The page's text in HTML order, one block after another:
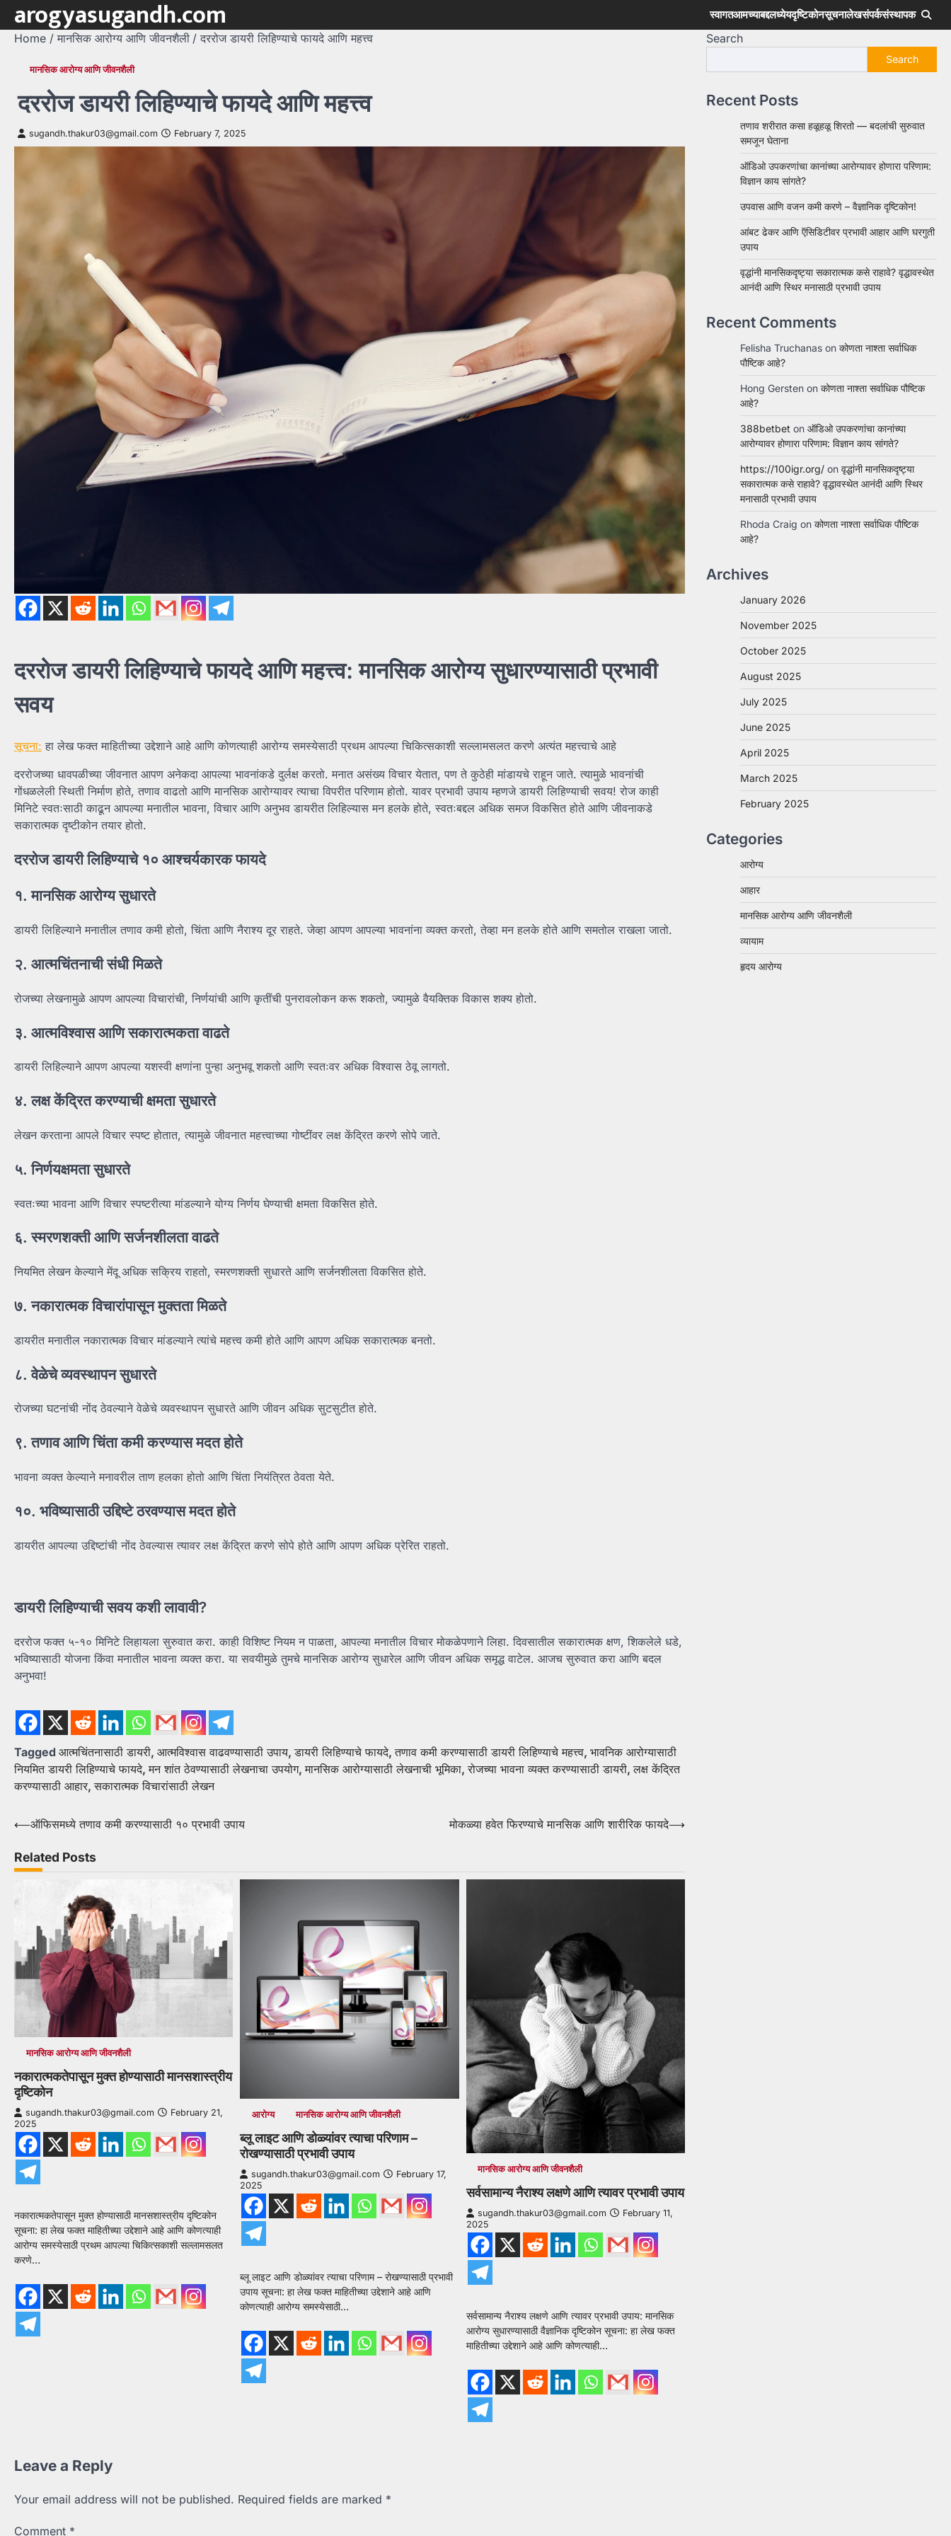
Skip
content
arogyasugandh.com स्वागतआमच्याबद्दलध्येयदृष्टिकोनसूचनालेखसंपर्कसंस्थापक
Home मानसिक आरोग्य आणि जीवनशैली दररोज डायरी लिहिण्याचे फायदे आणि महत्त्व
मानसिक आरोग्य आणि जीवनशैली
दररोज डायरी लिहिण्याचे फायदे आणि महत्त्व
sugandh.thakur03@gmail.com February 7, 2025
दररोज डायरी लिहिण्याचे फायदे आणि महत्त्व: मानसिक आरोग्य सुधारण्यासाठी प्रभावी
सवय
सूचना: हा लेख फक्त माहितीच्या उद्देशाने आहे आणि कोणत्याही आरोग्य समस्येसाठी प्रथम आपल्या चिकित्सकाशी सल्लामसलत करणे अत्यंत महत्त्वाचे आहे
दररोजच्या धावपळीच्या जीवनात आपण अनेकदा आपल्या भावनांकडे दुर्लक्ष करतो. मनात असंख्य विचार येतात, पण ते कुठेही मांडायचे राहून जाते. त्यामुळे भावनांची
गोंधळलेली स्थिती निर्माण होते, तणाव वाढतो आणि मानसिक आरोग्यावर त्याचा विपरीत परिणाम होतो. यावर प्रभावी उपाय म्हणजे डायरी लिहिण्याची सवय! रोज काही
मिनिटे स्वतःसाठी काढून आपल्या मनातील भावना, विचार आणि अनुभव डायरीत लिहिल्यास मन हलके होते, स्वतःबद्दल अधिक समज विकसित होते आणि जीवनाकडे
सकारात्मक दृष्टीकोन तयार होतो.
दररोज डायरी लिहिण्याचे १० आश्चर्यकारक फायदे
१. मानसिक आरोग्य सुधारते
डायरी लिहिल्याने मनातील तणाव कमी होतो, चिंता आणि नैराश्य दूर राहते. जेव्हा आपण आपल्या भावनांना व्यक्त करतो, तेव्हा मन हलके होते आणि समतोल राखला जातो.
२. आत्मचिंतनाची संधी मिळते
रोजच्या लेखनामुळे आपण आपल्या विचारांची, निर्णयांची आणि कृतींची पुनरावलोकन करू शकतो, ज्यामुळे वैयक्तिक विकास शक्य होतो.
३. आत्मविश्वास आणि सकारात्मकता वाढते
डायरी लिहिल्याने आपण आपल्या यशस्वी क्षणांना पुन्हा अनुभवू शकतो आणि स्वतःवर अधिक विश्वास ठेवू लागतो.
४. लक्ष केंद्रित करण्याची क्षमता सुधारते
लेखन करताना आपले विचार स्पष्ट होतात, त्यामुळे जीवनात महत्त्वाच्या गोष्टींवर लक्ष केंद्रित करणे सोपे जाते.
५. निर्णयक्षमता सुधारते
स्वतःच्या भावना आणि विचार स्पष्टरीत्या मांडल्याने योग्य निर्णय घेण्याची क्षमता विकसित होते.
६. स्मरणशक्ती आणि सर्जनशीलता वाढते
नियमित लेखन केल्याने मेंदू अधिक सक्रिय राहतो, स्मरणशक्ती सुधारते आणि सर्जनशीलता विकसित होते.
७. नकारात्मक विचारांपासून मुक्तता मिळते
डायरीत मनातील नकारात्मक विचार मांडल्याने त्यांचे महत्त्व कमी होते आणि आपण अधिक सकारात्मक बनतो.
८. वेळेचे व्यवस्थापन सुधारते
रोजच्या घटनांची नोंद ठेवल्याने वेळेचे व्यवस्थापन सुधारते आणि जीवन अधिक सुटसुटीत होते.
९. तणाव आणि चिंता कमी करण्यास मदत होते
भावना व्यक्त केल्याने मनावरील ताण हलका होतो आणि चिंता नियंत्रित ठेवता येते.
१०. भविष्यासाठी उद्दिष्टे ठरवण्यास मदत होते
डायरीत आपल्या उद्दिष्टांची नोंद ठेवल्यास त्यावर लक्ष केंद्रित करणे सोपे होते आणि आपण अधिक प्रेरित राहतो.
डायरी लिहिण्याची सवय कशी लावावी?
दररोज फक्त ५-१० मिनिटे लिहायला सुरुवात करा. काही विशिष्ट नियम न पाळता, आपल्या मनातील विचार मोकळेपणाने लिहा. दिवसातील सकारात्मक क्षण, शिकलेले धडे,
भविष्यासाठी योजना किंवा मनातील भावना व्यक्त करा. या सवयीमुळे तुमचे मानसिक आरोग्य सुधारेल आणि जीवन अधिक समृद्ध वाटेल. आजच सुरुवात करा आणि बदल
अनुभवा!
Tagged आत्मचिंतनासाठी डायरी, आत्मविश्वास वाढवण्यासाठी उपाय,डायरी लिहिण्याचे फायदे,तणाव कमी करण्यासाठी डायरी लिहिण्याचे महत्त्व, भावनिक आरोग्यासाठी
नियमित डायरी लिहिण्याचे फायदे,मन शांत ठेवण्यासाठी लेखनाचा उपयोग,मानसिक आरोग्यासाठी लेखनाची भूमिका,रोजच्या भावना व्यक्त करण्यासाठी डायरी,लक्ष केंद्रित
करण्यासाठी आहार,सकारात्मक विचारांसाठी लेखन
Post
navigation
⟵ऑफिसमध्ये तणाव कमी करण्यासाठी १० प्रभावी उपाय मोकळ्या हवेत फिरण्याचे मानसिक आणि शारीरिक फायदे⟶
Related Posts
मानसिक आरोग्य आणि जीवनशैली
नकारात्मकतेपासून मुक्त होण्यासाठी मानसशास्त्रीय
दृष्टिकोन
sugandh.thakur03@gmail.com
February 21,
2025
नकारात्मकतेपासून मुक्त होण्यासाठी मानसशास्त्रीय दृष्टिकोन
सूचना: हा लेख फक्त माहितीच्या उद्देशाने आहे आणि कोणत्याही
आरोग्य समस्येसाठी प्रथम आपल्या चिकित्सकाशी सल्लामसलत
करणे…
आरोग्य मानसिक आरोग्य आणि जीवनशैली
ब्लू लाइट आणि डोळ्यांवर त्याचा परिणाम –
रोखण्यासाठी प्रभावी उपाय
sugandh.thakur03@gmail.com
February 17,
2025
ब्लू लाइट आणि डोळ्यांवर त्याचा परिणाम – रोखण्यासाठी प्रभावी
उपाय सूचना: हा लेख फक्त माहितीच्या उद्देशाने आहे आणि
कोणत्याही आरोग्य समस्येसाठी…
मानसिक आरोग्य आणि जीवनशैली
सर्वसामान्य नैराश्य लक्षणे आणि त्यावर प्रभावी उपाय
sugandh.thakur03@gmail.com
February 11,
2025
सर्वसामान्य नैराश्य लक्षणे आणि त्यावर प्रभावी उपाय: मानसिक
आरोग्य सुधारण्यासाठी वैज्ञानिक दृष्टिकोन सूचना: हा लेख फक्त
माहितीच्या उद्देशाने आहे आणि कोणत्याही…
Leave a Reply
Your email address will not be published. Required fields are marked *
Comment *
Search
Search
Recent Posts
तणाव शरीरात कसा हळूहळू शिरतो — बदलांची सुरुवात
समजून घेताना
ऑडिओ उपकरणांचा कानांच्या आरोग्यावर होणारा परिणाम:
विज्ञान काय सांगते?
उपवास आणि वजन कमी करणे – वैज्ञानिक दृष्टिकोन!
आंबट ढेकर आणि ऍसिडिटीवर प्रभावी आहार आणि घरगुती
उपाय
वृद्धांनी मानसिकदृष्ट्या सकारात्मक कसे राहावे? वृद्धावस्थेत
आनंदी आणि स्थिर मनासाठी प्रभावी उपाय
Recent Comments
Felisha Truchanas on कोणता नाश्ता सर्वाधिक
पौष्टिक आहे?
Hong Gersten on कोणता नाश्ता सर्वाधिक पौष्टिक
आहे?
388betbet on ऑडिओ उपकरणांचा कानांच्या
आरोग्यावर होणारा परिणाम: विज्ञान काय सांगते?
https://100igr.org/ on वृद्धांनी मानसिकदृष्ट्या
सकारात्मक कसे राहावे? वृद्धावस्थेत आनंदी आणि स्थिर
मनासाठी प्रभावी उपाय
Rhoda Craig on कोणता नाश्ता सर्वाधिक पौष्टिक
आहे?
Archives
January 2026
November 2025
October 2025
August 2025
July 2025
June 2025
April 2025
March 2025
February 2025
Categories
आरोग्य
आहार
मानसिक आरोग्य आणि जीवनशैली
व्यायाम
हृदय आरोग्य